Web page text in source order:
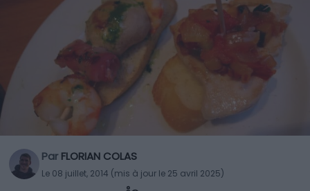
Par FLORIAN COLAS
Le 08 juillet, 2014 (mis à jour le 25 avril 2025)